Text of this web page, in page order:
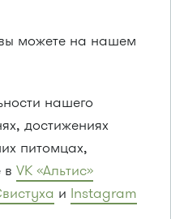
можете на нашем
нашего
достижениях
питомцах,
в VK «Альтис»
и Instagram